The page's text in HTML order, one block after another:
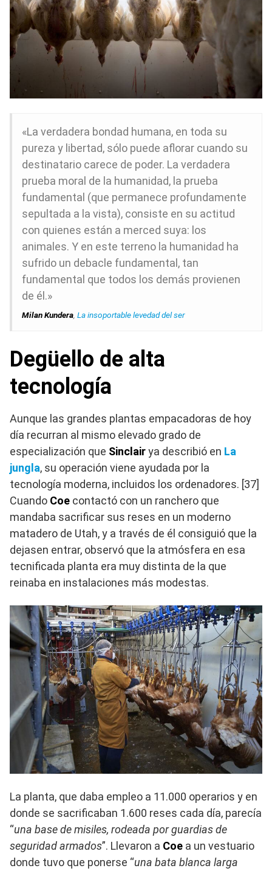
«La verdadera bondad humana, en toda su
pureza y libertad, sólo puede aflorar cuando su
destinatario carece de poder. La verdadera
prueba moral de la humanidad, la prueba
fundamental (que permanece profundamente
sepultada a la vista), consiste en su actitud
con quienes están a merced suya: los
animales. Y en este terreno la humanidad ha
sufrido un debacle fundamental, tan
fundamental que todos los demás provienen
de él.»
Milan Kundera La insoportable levedad del ser
Degüello de alta
tecnología
Aunque las grandes plantas empacadoras de hoy
día recurran al mismo elevado grado de
especialización que Sinclairya describió en La
jungla, su operación viene ayudada por la
tecnología moderna, incluidos los ordenadores. [37]
Cuando Coe contactó con un ranchero que
mandaba sacrificar sus reses en un moderno
matadero de Utah, y a través de él consiguió que la
dejasen entrar, observó que la atmósfera en esa
tecnificada planta era muy distinta de la que
reinaba en instalaciones más modestas.
La planta, que daba empleo a 11.000 operarios y en
donde se sacrificaban 1.600 reses cada día, parecía
“una base de misiles, rodeada por guardias de
seguridad armados”. Llevaron a Coe a un vestuario
donde tuvo que ponerse “una bata blanca larga